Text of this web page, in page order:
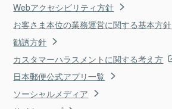
Webアクセシビリティ方針
お客さま本位の業務運営に関する基本方針
勧誘方針
カスタマーハラスメントに関する考え方
日本郵便公式アプリ一覧
ソーシャルメディア